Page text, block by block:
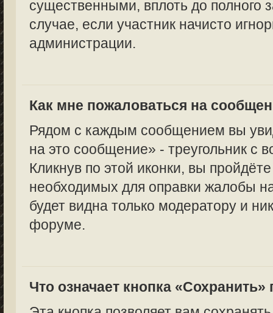
существенными, вплоть до полного
случае, если участник начисто
администрации.
Как мне пожаловаться на
Рядом с каждым сообщением вы
на это сообщение» - треугольник с
Кликнув по этой иконки, вы
необходимых для оправки жалобы
будет видна только модератору и
форуме.
Что означает кнопка